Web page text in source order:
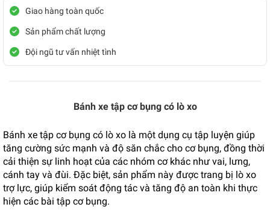
Giao hàng toàn quốc
Sản phẩm chất lượng
Đội ngũ tư vấn nhiệt tình
Bánh xe tập cơ bụng có lò xo
Bánh xe tập cơ bụng có lò xo là một dụng cụ tập luyện giúp
tăng cường sức mạnh và độ săn chắc cho cơ bụng, đồng thời
cải thiện sự linh hoạt của các nhóm cơ khác như vai, lưng,
cánh tay và đùi. Đặc biệt, sản phẩm này được trang bị lò xo
trợ lực, giúp kiểm soát động tác và tăng độ an toàn khi thực
hiện các bài tập cơ bụng.